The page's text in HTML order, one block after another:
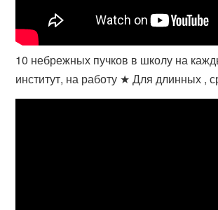
10 небрежных пучков в школу на
институт, на работу ★ Для длинных ,